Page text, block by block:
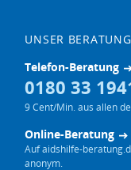
UNSER
Telefon-Beratung
0180 33
9 Cent/Min. aus allen
Online-Beratung
Auf aidshilfe-
anonym.